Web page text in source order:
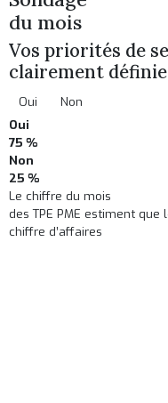
du mois
Vos priorités de
clairement
Oui
Non
Oui
75 %
Non
25 %
Le chiffre du mois
des TPE PME estiment
chiffre d’affaires